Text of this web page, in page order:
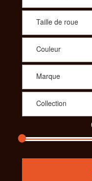
Taille de roue
Couleur
Marque
Collection